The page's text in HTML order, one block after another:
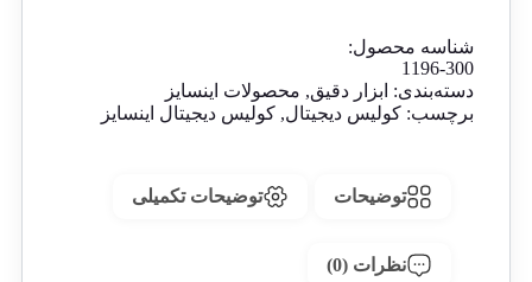
شناسه محصول:
1196-300
دسته‌بندی: ابزار دقیق, محصولات اینسایز
برچسب: کولیس دیجیتال, کولیس دیجیتال اینسایز
توضیحات توضیحات تکمیلی
نظرات (0)